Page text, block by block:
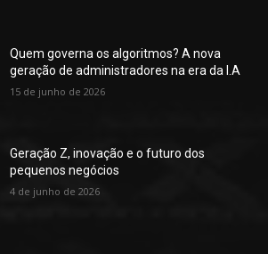
Quem governa os algoritmos? A nova
geração de administradores na era da I.A
15 de junho de 2026
Geração Z, inovação e o futuro dos
pequenos negócios
4 de junho de 2026